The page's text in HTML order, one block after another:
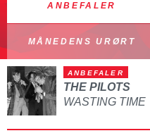
ANBEFALER
MÅNEDENS URØRT
ANBEFALER
THE PILOTS
WASTING TIME